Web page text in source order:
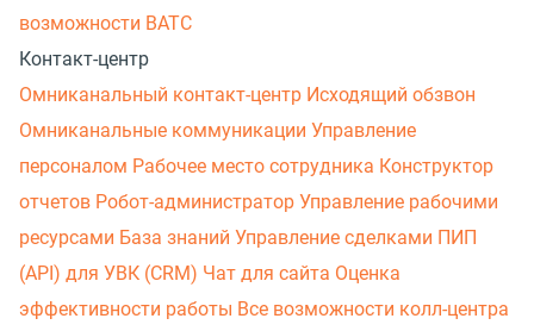
возможности ВАТС
Контакт-центр
Омниканальный контакт-центр Исходящий обзвон
Омниканальные коммуникации Управление
персоналом Рабочее место сотрудника Конструктор
отчетов Робот-администратор Управление рабочими
ресурсами База знаний Управление сделками ПИП
(API) для УВК (CRM) Чат для сайта Оценка
эффективности работы Все возможности колл-центра